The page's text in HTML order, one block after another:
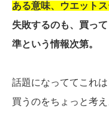
ある意味、ウエット
失敗するのも、買っ
準という情報次第。
話題になっててこれ
買うのをちょっと考